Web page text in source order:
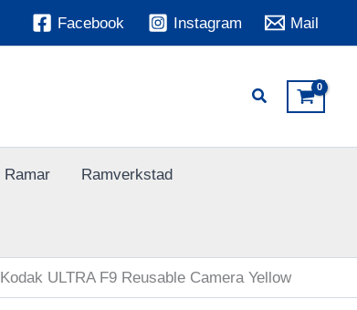
Facebook Instagram Mail
Ramar Ramverkstad
Kodak ULTRA F9 Reusable Camera Yellow